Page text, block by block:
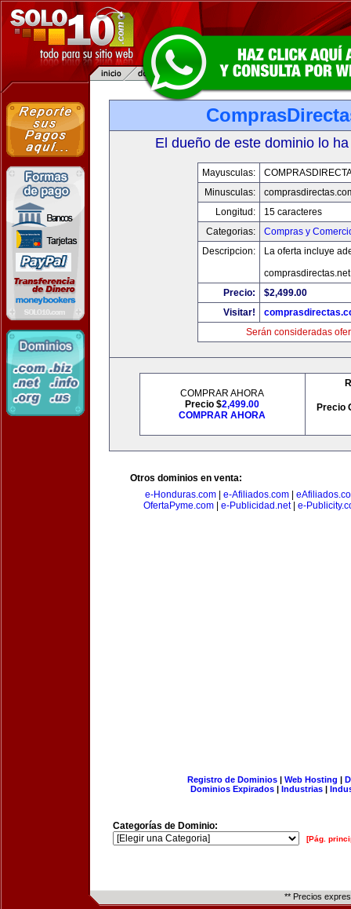
El dueño de este dominio lo
Mayusculas:
Minusculas:
Longitud:
15 caracteres
Categorias:
Compras y
Descripcion:
La oferta incluye
Precio:
$2,499.00
Visitar!
Serán consideradas
COMPRAR AHORA
Precio $2,499.00
COMPRAR AHORA
Precio
Otros dominios en venta:
e-Honduras.com| e-Afiliados.com|
OfertaPyme.com| e-Publicidad.net| e-
Registro de Dominios| Web Hosting |
Dominios Expirados | Industrias |
Categorías de Dominio:
[Pág.
** Precios